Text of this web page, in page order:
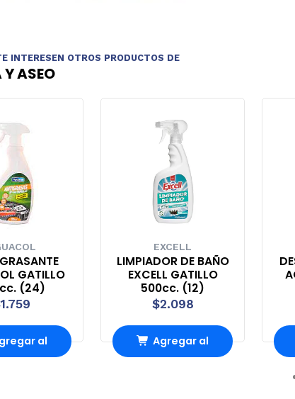
INTERESEN OTROS PRODUCTOS DE
Y ASEO
GATILLO
(24)
al
EXCELL
LIMPIADOR DE BAÑO
EXCELL GATILLO
500cc. (12)
$2.098
Agregar al